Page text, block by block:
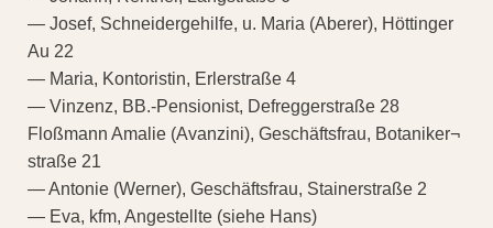
— Josef, Schneidergehilfe, u. Maria (Aberer), Höttinger
Au 22
— Maria, Kontoristin, Erlerstraße 4
— Vinzenz, BB.-Pensionist, Defreggerstraße 28
Floßmann Amalie (Avanzini), Geschäftsfrau, Botaniker¬
straße 21
— Antonie (Werner), Geschäftsfrau, Stainerstraße 2
— Eva, kfm, Angestellte (siehe Hans)